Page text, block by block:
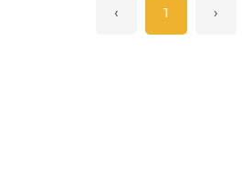
‹ 1 ›